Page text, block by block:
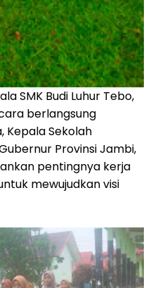
SMK Budi Luhur Tebo,
berlangsung
Kepala Sekolah
Provinsi Jambi,
pentingnya kerja
mewujudkan visi